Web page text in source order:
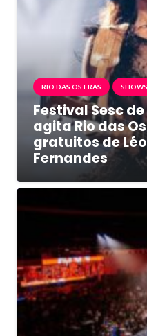
RIO DAS OSTRAS
Festival Sesc
agita Rio das
gratuitos de
Fernandes